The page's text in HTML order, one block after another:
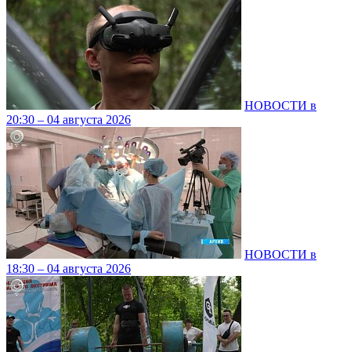
НОВОСТИ в
20:30 – 04 августа 2026
НОВОСТИ в
18:30 – 04 августа 2026